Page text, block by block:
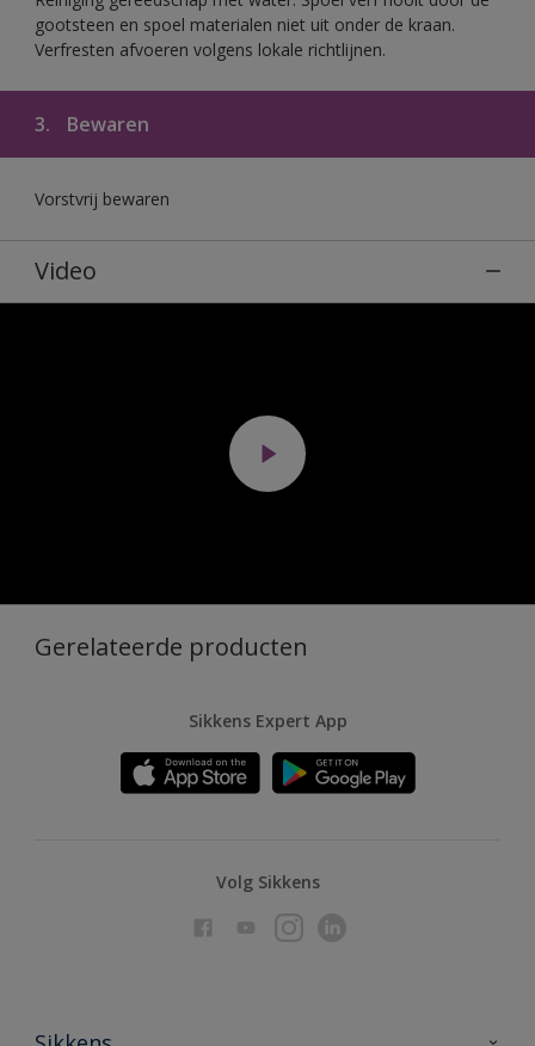
gootsteen en spoel materialen niet uit onder de kraan.
Verfresten afvoeren volgens lokale richtlijnen.
3. Bewaren
Vorstvrij bewaren
Video
Gerelateerde producten
Sikkens Expert App
Volg Sikkens